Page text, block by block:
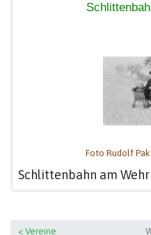
Foto Rudolf
Schlittenbahn am Wehr
< Vereine